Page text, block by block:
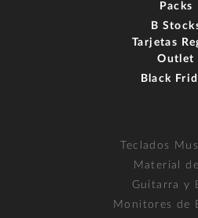
Packs
B
Tarjetas
Outlet
Black
Teclados
Material
Guitarra y
Monitores de